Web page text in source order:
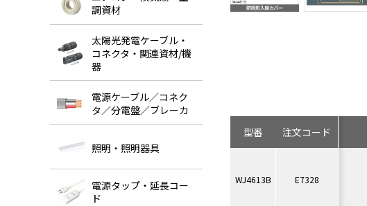
調資材
太陽光発電ケーブル・
コネクタ・関連資材/機
器
電源ケーブル／コネク
タ／分電盤／ブレーカ
照明・照明器具
電源タップ・延長コー
ド
型番 注文コード
WJ4613B E7328